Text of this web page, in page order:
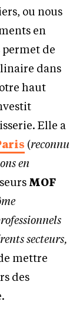
ou nous
en
de
dans
haut
Elle a
(reconnu
en
MOF
secteurs,
mettre
des